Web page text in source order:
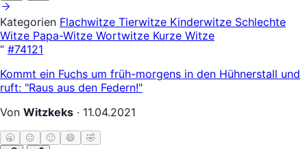
Kategorien Flachwitze Tierwitze Kinderwitze Schlechte
Witze Papa-Witze Wortwitze Kurze Witze
“ #74121
Kommt ein Fuchs um früh-morgens in den Hühnerstall und
ruft: "Raus aus den Federn!"
Von Witzkeks · 11.04.2021
🥱 😐 🙂 😄 🤣